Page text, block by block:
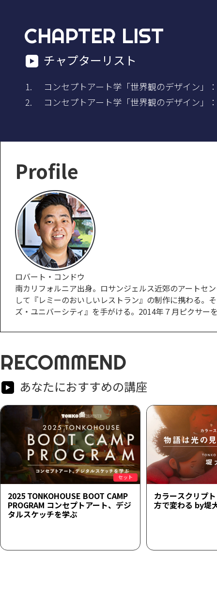
CHAPTER LIST
チャプターリスト
コンセプトアート学「世界観のデザイン」
コンセプトアート学「世界観のデザイン」
Profile
ロバート・コンドウ
南カリフォルニア出身。ロサンジェルス近郊のアートセ
して『レミーのおいしいレストラン』の制作に携わる。
ズ・ユニバーシティ』を手がける。2014年７月ピクサ
RECOMMEND
あなたにおすすめの講座
セット
2025 TONKOHOUSE BOOT CAMP
PROGRAM コンセプトアート、デジ
タルスケッチを学ぶ
カラースクリプ
方で変わる by堤